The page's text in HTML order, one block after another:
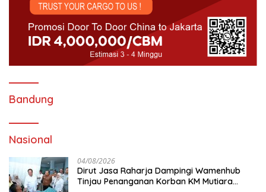
Bandung
Nasional
04/08/2026
Dirut Jasa Raharja Dampingi Wamenhub
Tinjau Penanganan Korban KM Mutiara